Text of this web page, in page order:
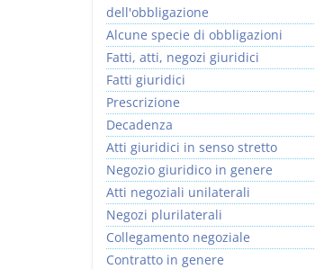
dell'obbligazione
Alcune specie di obbligazioni
Fatti, atti, negozi giuridici
Fatti giuridici
Prescrizione
Decadenza
Atti giuridici in senso stretto
Negozio giuridico in genere
Atti negoziali unilaterali
Negozi plurilaterali
Collegamento negoziale
Contratto in genere